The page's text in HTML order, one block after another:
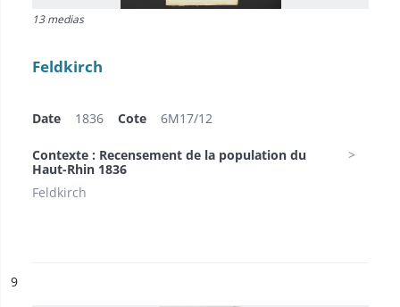
13 medias
Feldkirch
Date 1836 Cote 6M17/12
Contexte : Recensement de la population du
Haut-Rhin 1836
Feldkirch
n°
9